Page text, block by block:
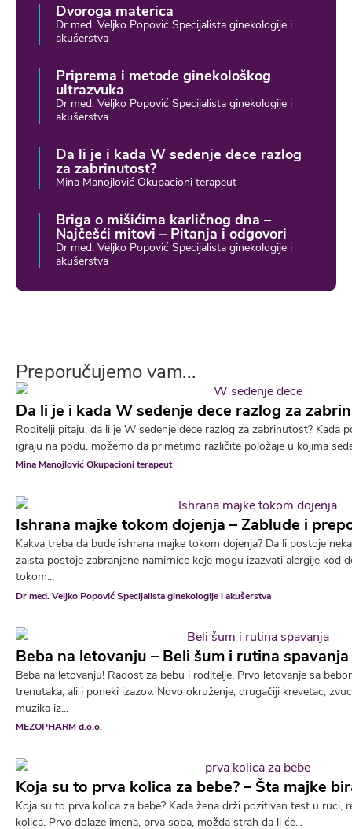
Dvoroga materica
Dr med. Veljko Popović Specijalista ginekologije i
akušerstva
Priprema i metode ginekološkog
ultrazvuka
Dr med. Veljko Popović Specijalista ginekologije i
akušerstva
Da li je i kada W sedenje dece razlog
za zabrinutost?
Mina Manojlović Okupacioni terapeut
Briga o mišićima karličnog dna –
Najčešći mitovi – Pitanja i odgovori
Dr med. Veljko Popović Specijalista ginekologije i
akušerstva
Preporučujemo vam...
Da li je i kada W sedenje dece razlog za
Roditelji pitaju, da li je W sedenje dece razlog za zabrinutost? Kada
igraju na podu, možemo da primetimo različite položaje u kojima
Mina Manojlović Okupacioni terapeut
Ishrana majke tokom dojenja – Zablude i
Kakva treba da bude ishrana majke tokom dojenja? Da li postoje
zaista postoje zabranjene namirnice koje mogu izazvati alergije kod
tokom...
Dr med. Veljko Popović Specijalista ginekologije i akušerstva
Beba na letovanju – Beli šum i rutina
Beba na letovanju! Radost za bebu i roditelje. Prvo letovanje sa
trenutaka, ali i poneki izazov. Novo okruženje, drugačiji krevetac,
muzika iz...
MEZOPHARM d.o.o.
Koja su to prva kolica za bebe? – Šta majke
Koja su to prva kolica za bebe? Kada žena drži pozitivan test u ruci,
kolica. Prvo dolaze imena, prva soba, možda strah da li će...